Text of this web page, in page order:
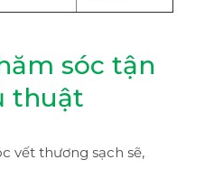
sóc tận
thuật
vết thương sạch sẽ,